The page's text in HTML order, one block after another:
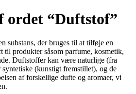
ordet “Duftstof”
substans, der bruges til at tilføje en
til produkter såsom parfume, kosmetik,
Duftstoffer kan være naturlige (fra
syntetiske (kunstigt fremstillet), og de
af forskellige dufte og aromaer, vi